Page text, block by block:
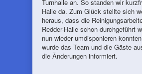
Turnhalle an. So standen wir
Halle da. Zum Glück stellte sich
heraus, dass die
Redder-Halle schon durchgeführt
nun wieder umdisponieren
wurde das Team und die Gäste
die Änderungen informiert.